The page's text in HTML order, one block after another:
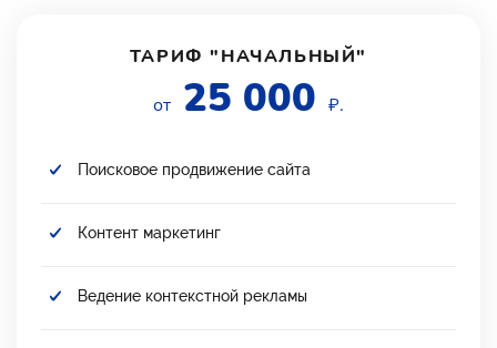
ТАРИФ "НАЧАЛЬНЫЙ"
от 25 000 ₽.
Поисковое продвижение сайта
Контент маркетинг
Ведение контекстной рекламы